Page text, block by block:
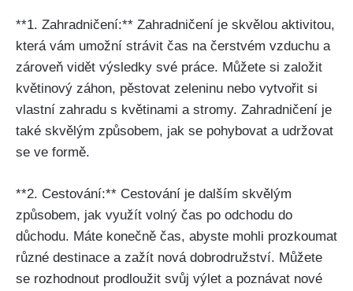
**1. Zahradničení:** Zahradničení je skvělou aktivitou,
která vám umožní strávit čas na čerstvém vzduchu a
zároveň vidět výsledky své práce. Můžete si založit
květinový záhon, pěstovat zeleninu nebo vytvořit si
vlastní zahradu s květinami a stromy. Zahradničení je
také skvělým způsobem, jak se pohybovat a udržovat
se ve formě.
**2. Cestování:** Cestování je dalším skvělým
způsobem, jak využít volný čas po odchodu do
důchodu. Máte konečně čas, abyste mohli prozkoumat
různé destinace a zažít nová dobrodružství. Můžete
se rozhodnout prodloužit svůj výlet a poznávat nové